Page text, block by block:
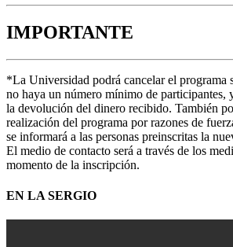
IMPORTANTE
*La Universidad podrá cancelar el programa
no haya un número mínimo de participantes,
la devolución del dinero recibido. También
realización del programa por razones de
se informará a las personas preinscritas la
El medio de contacto será a través de los
momento de la inscripción.
EN LA SERGIO